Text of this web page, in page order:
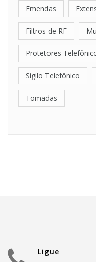
Emendas
Filtros de RF
Protetores
Sigilo Telefônico
Tomadas
Ligue